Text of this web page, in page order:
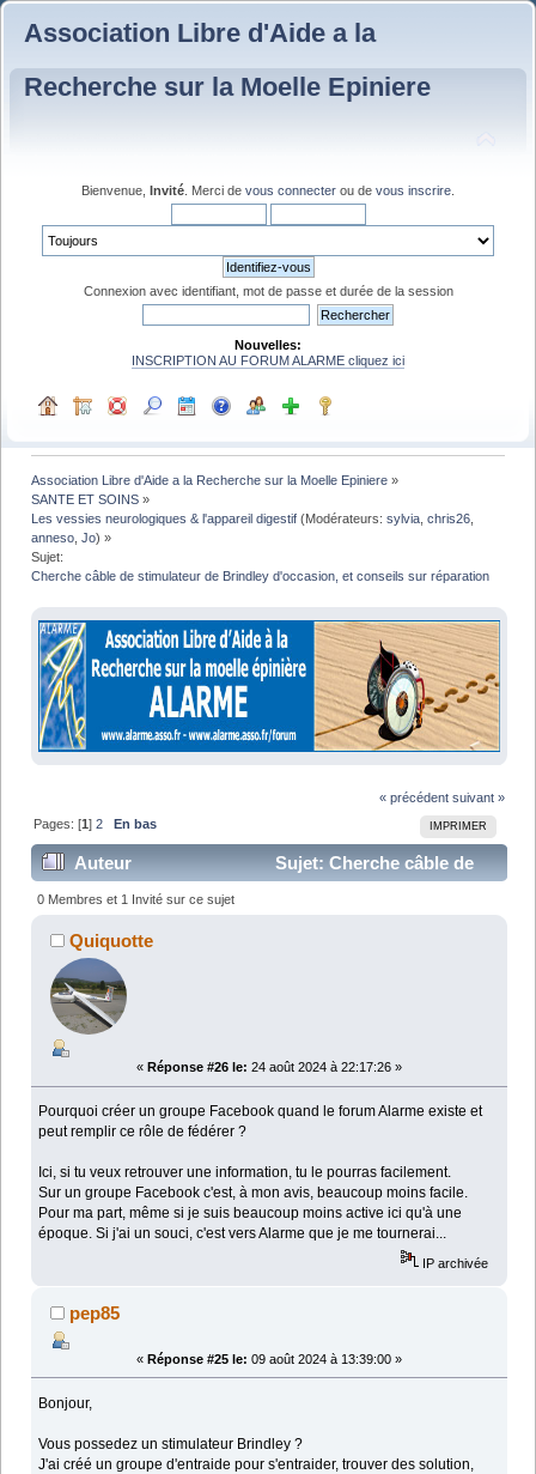
Association Libre d'Aide a la
Recherche sur la Moelle Epiniere
Bienvenue, Invité . Merci de vous connecter ou de vous inscrire
Connexion avec identifiant, mot de passe et durée de la session
Nouvelles:
INSCRIPTION AU FORUM ALARME cliquez ici
Association Libre d'Aide a la Recherche sur la Moelle Epiniere »
SANTE ET SOINS »
Les vessies neurologiques & l'appareil digestif (Modérateurs:sylvia ,chris26
anneso ,Jo) »
Sujet:
Cherche câble de stimulateur de Brindley d'occasion, et conseils sur réparation
« précédent suivant »
IMPRIMER
Pages: [1]2 En bas
Auteur
Sujet: Cherche câble de
stimulateur de Brindley d'occasion, et conseils sur
réparation (Lu 48169 fois)
0 Membres et 1 Invité sur ce sujet
Quiquotte
« Réponse #26 le: 24 août 2024 à 22:17:26 »
Pourquoi créer un groupe Facebook quand le forum Alarme existe et
peut remplir ce rôle de fédérer ?
Ici, si tu veux retrouver une information, tu le pourras facilement.
Sur un groupe Facebook c'est, à mon avis, beaucoup moins facile.
Pour ma part, même si je suis beaucoup moins active ici qu'à une
époque. Si j'ai un souci, c'est vers Alarme que je me tournerai...
IP archivée
pep85
« Réponse #25 le: 09 août 2024 à 13:39:00 »
Bonjour,
Vous possedez un stimulateur Brindley ?
J'ai créé un groupe d'entraide pour s'entraider, trouver des solution,